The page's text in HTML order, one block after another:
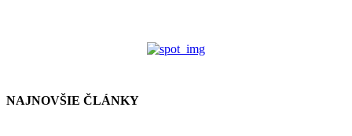
NAJNOVŠIE ČLÁNKY